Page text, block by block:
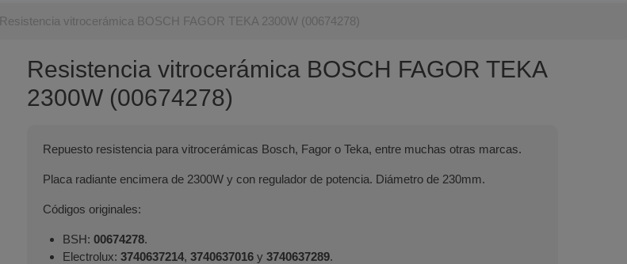
Resistencia vitrocerámica BOSCH FAGOR TEKA 2300W (00674278)
Resistencia vitrocerámica BOSCH FAGOR TEKA
2300W (00674278)
Repuesto resistencia para vitrocerámicas Bosch, Fagor o Teka, entre muchas otras marcas.
Placa radiante encimera de 2300W y con regulador de potencia. Diámetro de 230mm.
Códigos originales:
BSH: 00674278.
Electrolux: 3740637214, 3740637016 y 3740637289.